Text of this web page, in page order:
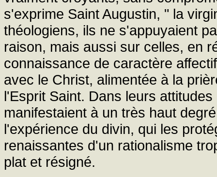
s'exprime Saint Augustin, " la
théologiens, ils ne s'appuyaient
raison, mais aussi sur celles, en
connaissance de caractère
avec le Christ, alimentée à la
l'Esprit Saint. Dans leurs
manifestaient à un très haut
l'expérience du divin, qui les
renaissantes d'un rationalisme
plat et résigné.